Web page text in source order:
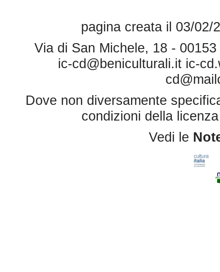
pagina creata il 03/02/
Via di San Michele, 18 -
ic-cd@beniculturali.it ic-
Dove non diversamente
condizioni della
Vedi le